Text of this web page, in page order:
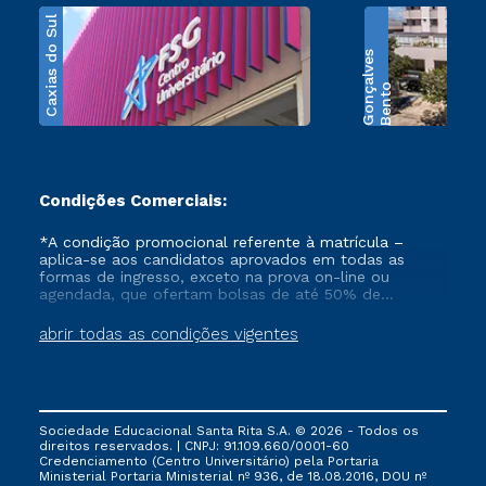
Caxias do Sul B
e
n
t
o
G
o
n
ç
a
l
v
e
s
Condições Comerciais:
abrir todas as condições vigentes
*A condição promocional referente à matrícula –
aplica-se aos candidatos aprovados em todas as
formas de ingresso, exceto na prova on-line ou
agendada, que ofertam bolsas de até 50% de
que ainda não tenham efetivado e/ou não tenham
cancelado ou trancado sua matrícula em uma das
FIES, Prouni e outros programas governamentais, e
não se acumula com nenhuma outra campanha
ofertada pela Instituição.
Sociedade Educacional Santa Rita S.A. © 2026 - Todos os
direitos reservados. | CNPJ: 91.109.660/0001-60
Credenciamento (Centro Universitário) pela Portaria
Ministerial Portaria Ministerial nº 936, de 18.08.2016, DOU nº